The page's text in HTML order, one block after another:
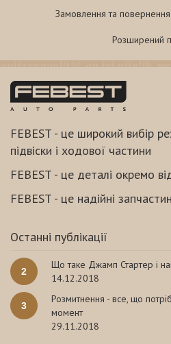
Замовлення та повернення
Розширений
FEBEST - це широкий вибір
підвіски і ходової частини
FEBEST - це деталі окремо
FEBEST - це надійні
Останні публікації
2
Що таке Джамп Стартер і
14.12.2018
3
Розмитнення - все, що
момент
29.11.2018